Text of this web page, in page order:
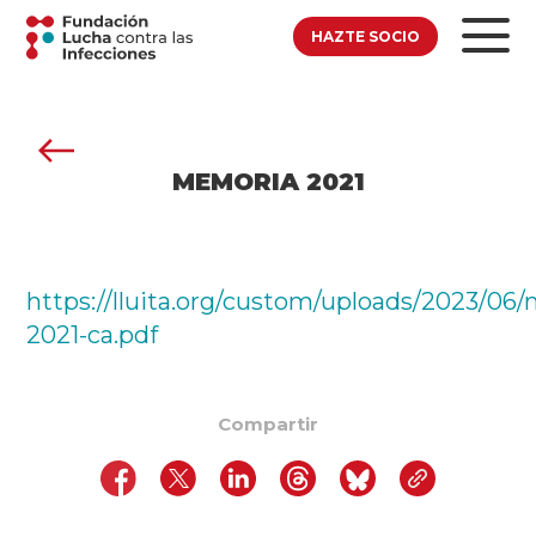
HAZTE SOCIO
MEMORIA 2021
https://lluita.org/custom/uploads/2023/06/
2021-ca.pdf
Compartir